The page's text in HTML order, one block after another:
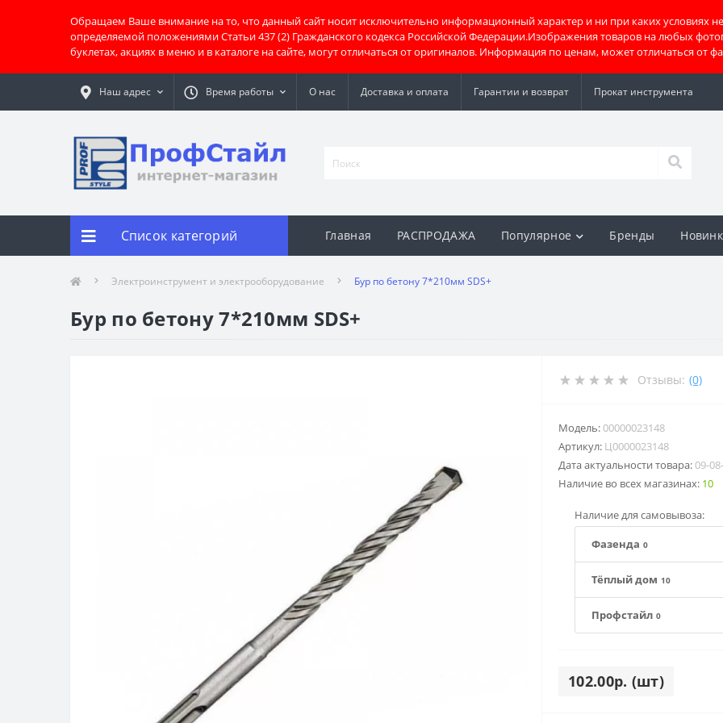
Обращаем Ваше внимание на то, что данный сайт носит исключительно информационный характер и ни при каких условиях
определяемой положениями Статьи 437 (2) Гражданского кодекса Российской Федерации.Изображения товаров на любых
буклетах, акциях в меню и в каталоге на сайте, могут отличаться от оригиналов. Информация по ценам, может отличаться от
Наш адрес Время работы О нас Доставка и оплата Гарантии и возврат Прокат инструмента
Список категорий Главная РАСПРОДАЖА Популярное Бренды
Электроинструмент и электрооборудование Бур по бетону 7*210мм SDS+
Бур по бетону 7*210мм SDS+
Отзывы: (0)
Модель:00000023148
Артикул: Ц0000023148
Дата актуальности товара:09-
Наличие во всех магазинах: 10
Наличие для самовывоза:
Фазенда 0
Тёплый дом 10
Профстайл 0
102.00р. (шт)